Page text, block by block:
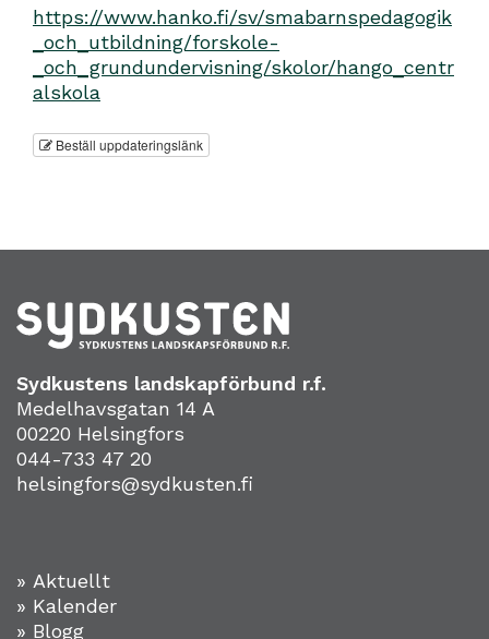
https://www.hanko.fi/sv/smabarnspedagogik
_och_utbildning/forskole-
_och_grundundervisning/skolor/hango_centr
alskola
Beställ uppdateringslänk
Sydkustens landskapförbund r.f.
Medelhavsgatan 14 A
00220 Helsingfors
044-733 47 20
helsingfors@sydkusten.fi
» Aktuellt
» Kalender
» Blogg